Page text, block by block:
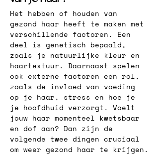
Het hebben of houden van
gezond haar heeft te maken met
verschillende factoren. Een
deel is genetisch bepaald,
zoals je natuurlijke kleur en
haartextuur. Daarnaast spelen
ook externe factoren een rol,
zoals de invloed van voeding
op je haar, stress en hoe je
je hoofdhuid verzorgt. Voelt
jouw haar momenteel kwetsbaar
en dof aan? Dan zijn de
volgende twee dingen cruciaal
om weer gezond haar te krijgen.